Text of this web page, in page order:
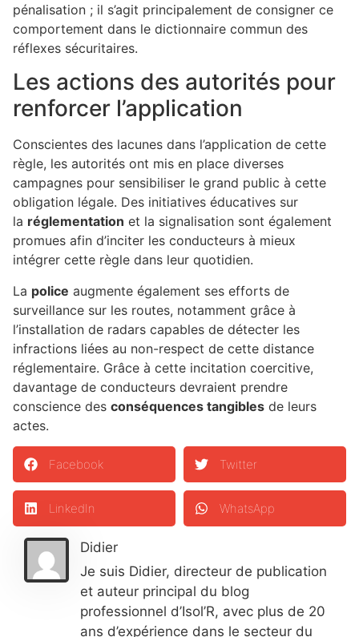
pénalisation ; il s’agit principalement de consigner ce
comportement dans le dictionnaire commun des
réflexes sécuritaires.
Les actions des autorités pour
renforcer l’application
Conscientes des lacunes dans l’application de cette
règle, les autorités ont mis en place diverses
campagnes pour sensibiliser le grand public à cette
obligation légale. Des initiatives éducatives sur
la réglementation et la signalisation sont également
promues afin d’inciter les conducteurs à mieux
intégrer cette règle dans leur quotidien.
La police augmente également ses efforts de
surveillance sur les routes, notamment grâce à
l’installation de radars capables de détecter les
infractions liées au non-respect de cette distance
réglementaire. Grâce à cette incitation coercitive,
davantage de conducteurs devraient prendre
conscience des conséquences tangibles de leurs
actes.
Facebook Twitter
LinkedIn WhatsApp
Didier
Je suis Didier, directeur de publication
et auteur principal du blog
professionnel d’Isol’R, avec plus de 20
ans d’expérience dans le secteur du